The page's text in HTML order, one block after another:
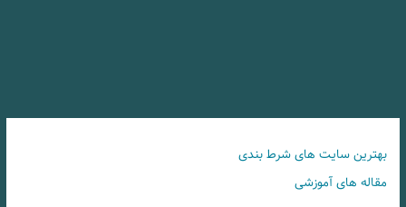
بهترین سایت های شرط بندی
مقاله های آموزشی